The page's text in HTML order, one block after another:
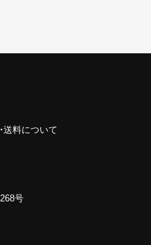
送料について
号